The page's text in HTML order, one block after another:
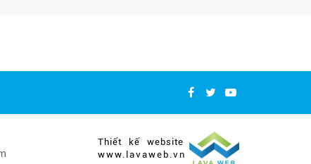
Thiết kế website
www.lavaweb.vn